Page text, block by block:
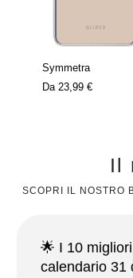
Symmetra
Da 23,99 €
Il
SCOPRI IL NOSTRO
🌟 I 10
calendario 31